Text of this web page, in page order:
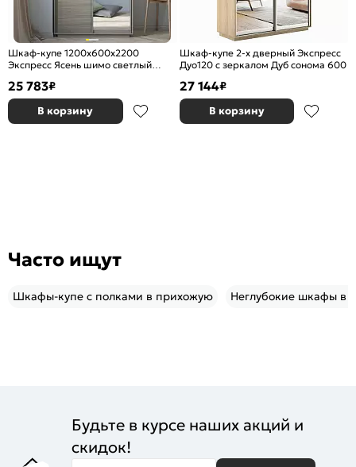
Шкаф-купе 1200x600x2200
Экспресс Ясень шимо светлый
25 783₽
В корзину
Шкаф-купе 2-х дверный Экспресс
Дуо120 с зеркалом Дуб сонома 600
27 144₽
В корзину
Часто ищут
Шкафы-купе с полками в прихожую Неглубокие шкафы в
Будьте в курсе наших акций и
скидок!